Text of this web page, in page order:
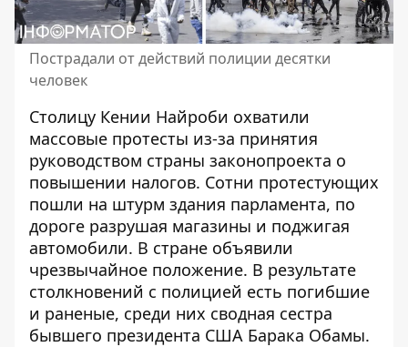
Пострадали от действий полиции десятки
человек
Столицу Кении Найроби охватили
массовые протесты из-за принятия
руководством страны законопроекта о
повышении налогов. Сотни протестующих
пошли на штурм здания парламента, по
дороге разрушая магазины и поджигая
автомобили. В стране объявили
чрезвычайное положение. В результате
столкновений с полицией есть погибшие
и раненые, среди них сводная сестра
бывшего президента США Барака Обамы.